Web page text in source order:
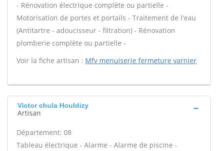
- Rénovation électrique complète ou partielle -
Motorisation de portes et portails - Traitement de l'eau
(Antitartre - adoucisseur - filtration) - Rénovation
plomberie complète ou partielle -
Voir la fiche artisan : Mfv menuiserie fermeture varnier
Victor chula Houldizy
Artisan
Département: 08
Tableau électrique - Alarme - Alarme de piscine -